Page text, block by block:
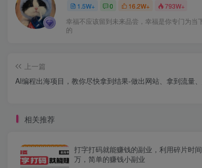
1.5W+ 0 16.2W+ 793W+
幸福不应该留到未来品尝，幸福是你专门为当
的
上一篇
AI编程出海项目，教你尽快拿到结果-做出网站、拿到流量
相关推荐
打字打码就能赚钱的副业，利用碎片时
万，简单的赚钱小副业